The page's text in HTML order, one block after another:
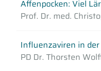
Affenpocken: Viel
Prof. Dr. med.
Influenzaviren in der
PD Dr. Thorsten